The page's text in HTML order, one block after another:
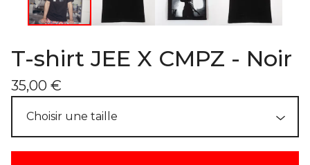
T-shirt JEE X CMPZ - Noir
35,00 €